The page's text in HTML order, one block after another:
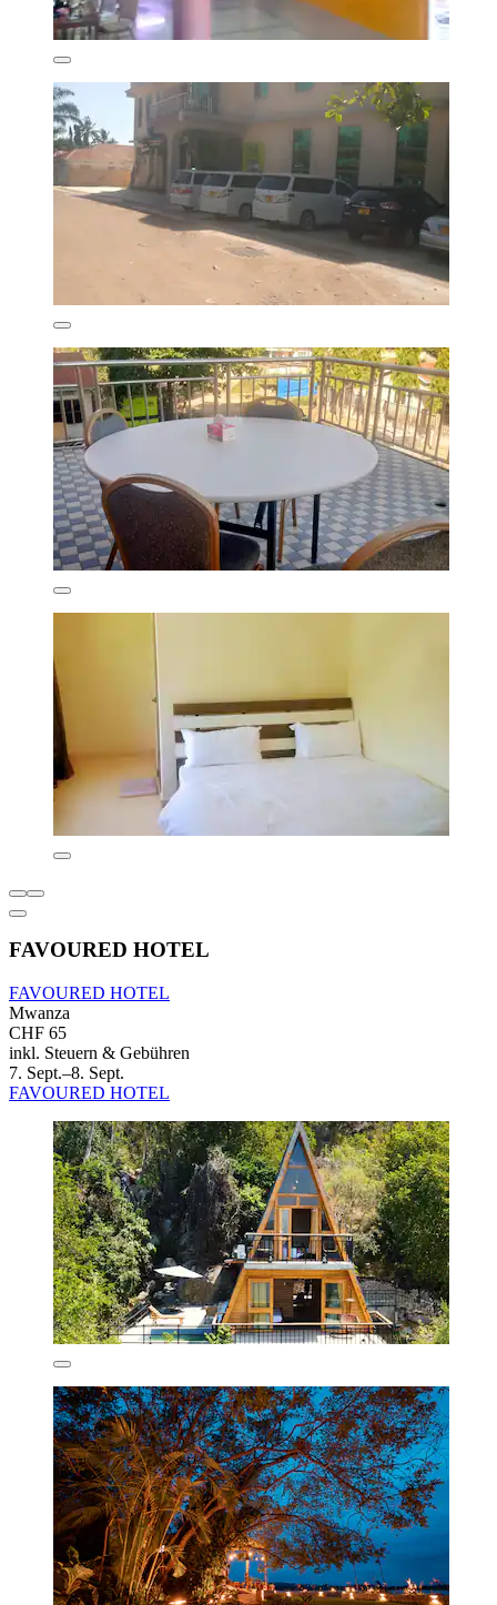
FAVOURED HOTEL
FAVOURED HOTEL
Mwanza
CHF 65
inkl. Steuern & Gebühren
7. Sept.–8. Sept.
FAVOURED HOTEL